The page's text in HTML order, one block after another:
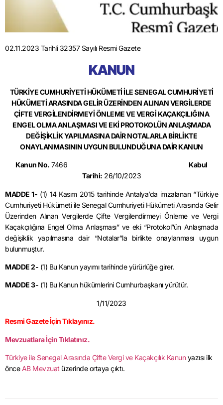
02.11.2023 Tarihli 32357 Sayılı Resmi Gazete
KANUN
TÜRKİYE CUMHURİYETİ HÜKÜMETİ İLE SENEGAL CUMHURİYETİ
HÜKÜMETİ ARASINDA GELİR ÜZERİNDEN ALINAN VERGİLERDE
ÇİFTE VERGİLENDİRMEYİ ÖNLEME VE VERGİ KAÇAKÇILIĞINA
ENGEL OLMA ANLAŞMASI VE EKİ PROTOKOLÜN ANLAŞMADA
DEĞİŞİKLİK YAPILMASINA DAİR NOTALARLA BİRLİKTE
ONAYLANMASININ UYGUN BULUNDUĞUNA DAİR KANUN
Kanun No. 7466
Kabul
Tarihi: 26/10/2023
MADDE 1- (1) 14 Kasım 2015 tarihinde Antalya’da imzalanan “Türkiye
Cumhuriyeti Hükümeti ile Senegal Cumhuriyeti Hükümeti Arasında Gelir
Üzerinden Alınan Vergilerde Çifte Vergilendirmeyi Önleme ve Vergi
Kaçakçılığına Engel Olma Anlaşması” ve eki “Protokol”ün Anlaşmada
değişiklik yapılmasına dair “Notalar”la birlikte onaylanması uygun
bulunmuştur.
MADDE 2- (1) Bu Kanun yayımı tarihinde yürürlüğe girer.
MADDE 3- (1) Bu Kanun hükümlerini Cumhurbaşkanı yürütür.
1/11/2023
Resmi Gazete İçin Tıklayınız.
Mevzuatlara İçin Tıklatınız.
Türkiye ile Senegal Arasında Çifte Vergi ve Kaçakçılık Kanunyazısı ilk
önce AB Mevzuat üzerinde ortaya çıktı.